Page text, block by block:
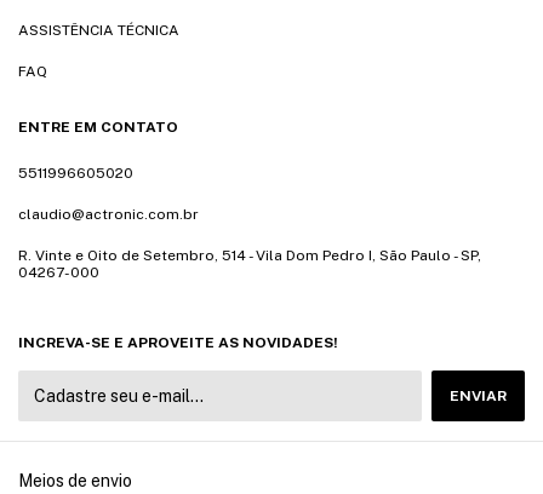
ASSISTÊNCIA TÉCNICA
FAQ
ENTRE EM CONTATO
5511996605020
claudio@actronic.com.br
R. Vinte e Oito de Setembro, 514 - Vila Dom Pedro I, São Paulo - SP,
04267-000
INCREVA-SE E APROVEITE AS NOVIDADES!
Meios de envio